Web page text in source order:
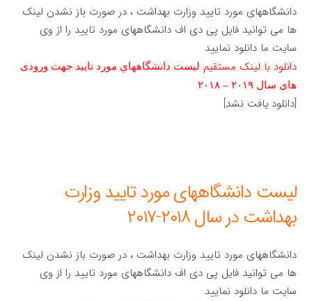
دانشگاههای مورد تایید وزارت بهداشت ، در صورت باز نشدن لینک
ها می توانید فایل پی دی اف دانشگاههای مورد تایید را از وی
سایت ما دانلود نمایید
دانلود با لینک مستقیم ليست دانشگاههاي مورد تاييد جهت ورودی
های سال ۲۰۱۹ – ۲۰۱۸
[دانلود یافت نشد]
لیست دانشگاههای مورد تایید وزارت
بهداشت در سال ۲۰۱۸-۲۰۱۷
دانشگاههای مورد تایید وزارت بهداشت ، در صورت باز نشدن لینک
ها می توانید فایل پی دی اف دانشگاههای مورد تایید را از وی
سایت ما دانلود نمایید